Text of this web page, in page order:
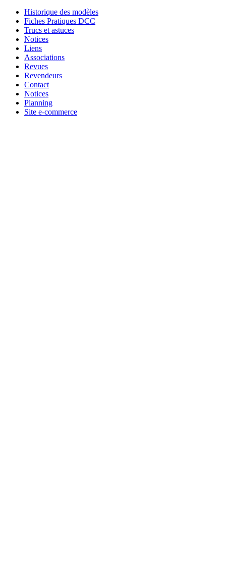
Historique des modèles
Fiches Pratiques DCC
Trucs et astuces
Notices
Liens
Associations
Revues
Revendeurs
Contact
Notices
Planning
Site e-commerce